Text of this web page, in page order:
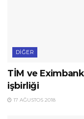
DIĞER
TİM ve
işbirliği
17 AĞUSTOS 2018